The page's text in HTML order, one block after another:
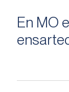
En MO